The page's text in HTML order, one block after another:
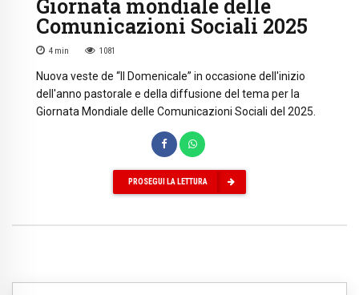
Giornata mondiale delle
Comunicazioni Sociali 2025
4 min 1081
Nuova veste de “Il Domenicale” in occasione dell'inizio
dell'anno pastorale e della diffusione del tema per la
Giornata Mondiale delle Comunicazioni Sociali del 2025.
PROSEGUI LA LETTURA